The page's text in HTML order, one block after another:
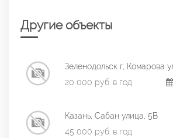
Другие объекты
Зеленодольск г, Комарова
20 000 руб. в год
Казань, Сабан улица, 5В
45 000 руб. в год